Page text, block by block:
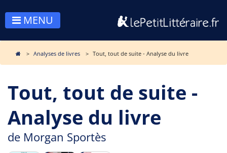
MENU
Analyses de livres Tout, tout de suite - Analyse du livre
Tout, tout de suite -
Analyse du livre
de Morgan Sportès